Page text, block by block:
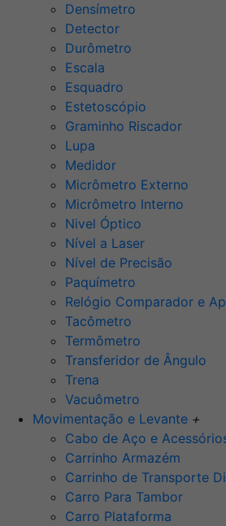
Densímetro
Detector
Durômetro
Escala
Esquadro
Estetoscópio
Graminho Riscador
Lupa
Medidor
Micrômetro Externo
Micrômetro Interno
Nivel Óptico
Nível a Laser
Nível de Precisão
Paquímetro
Relógio Comparador e
Tacômetro
Termômetro
Transferidor de Ângulo
Trena
Vacuômetro
Movimentação e Levante +
Cabo de Aço e
Carrinho Armazém
Carrinho de Transporte
Carro Para Tambor
Carro Plataforma